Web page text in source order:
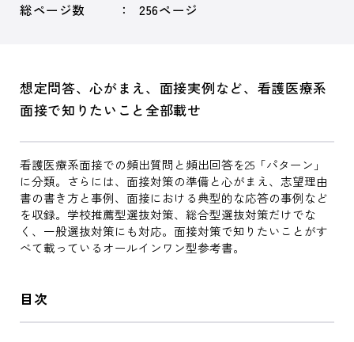
総ページ数 256ページ
想定問答、心がまえ、面接実例など、看護医療系
面接で知りたいこと全部載せ
看護医療系面接での頻出質問と頻出回答を25「パターン」
に分類。さらには、面接対策の準備と心がまえ、志望理由
書の書き方と事例、面接における典型的な応答の事例など
を収録。学校推薦型選抜対策、総合型選抜対策だけでな
く、一般選抜対策にも対応。面接対策で知りたいことがす
べて載っているオールインワン型参考書。
目次